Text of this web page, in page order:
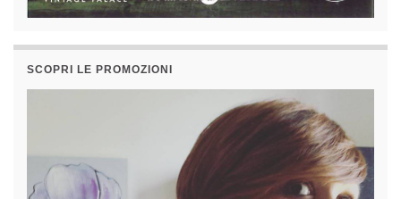
SCOPRI LE PROMOZIONI